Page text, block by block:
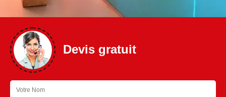
Devis gratuit